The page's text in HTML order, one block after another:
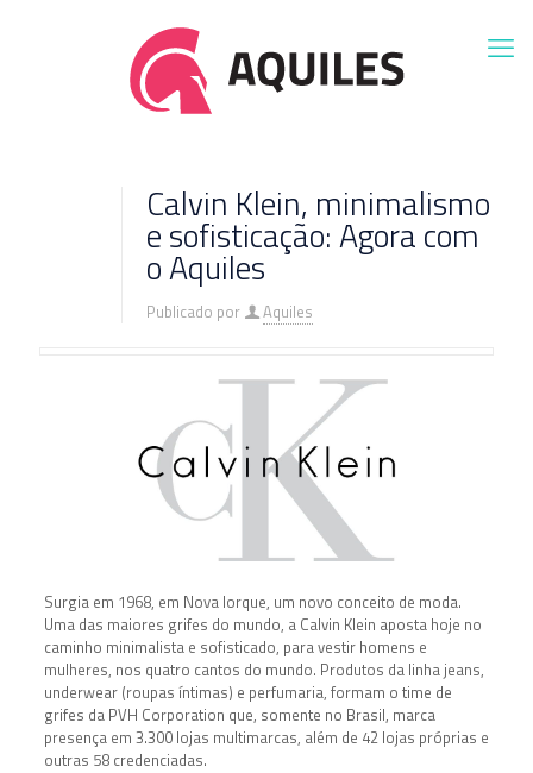
Calvin Klein, minimalismo
e sofisticação: Agora com
o Aquiles
Publicado por Aquiles
Surgia em 1968, em Nova Iorque, um novo conceito de moda.
Uma das maiores grifes do mundo, a Calvin Klein aposta hoje no
caminho minimalista e sofisticado, para vestir homens e
mulheres, nos quatro cantos do mundo. Produtos da linha jeans,
underwear (roupas íntimas) e perfumaria, formam o time de
grifes da PVH Corporation que, somente no Brasil, marca
presença em 3.300 lojas multimarcas, além de 42 lojas próprias e
outras 58 credenciadas.